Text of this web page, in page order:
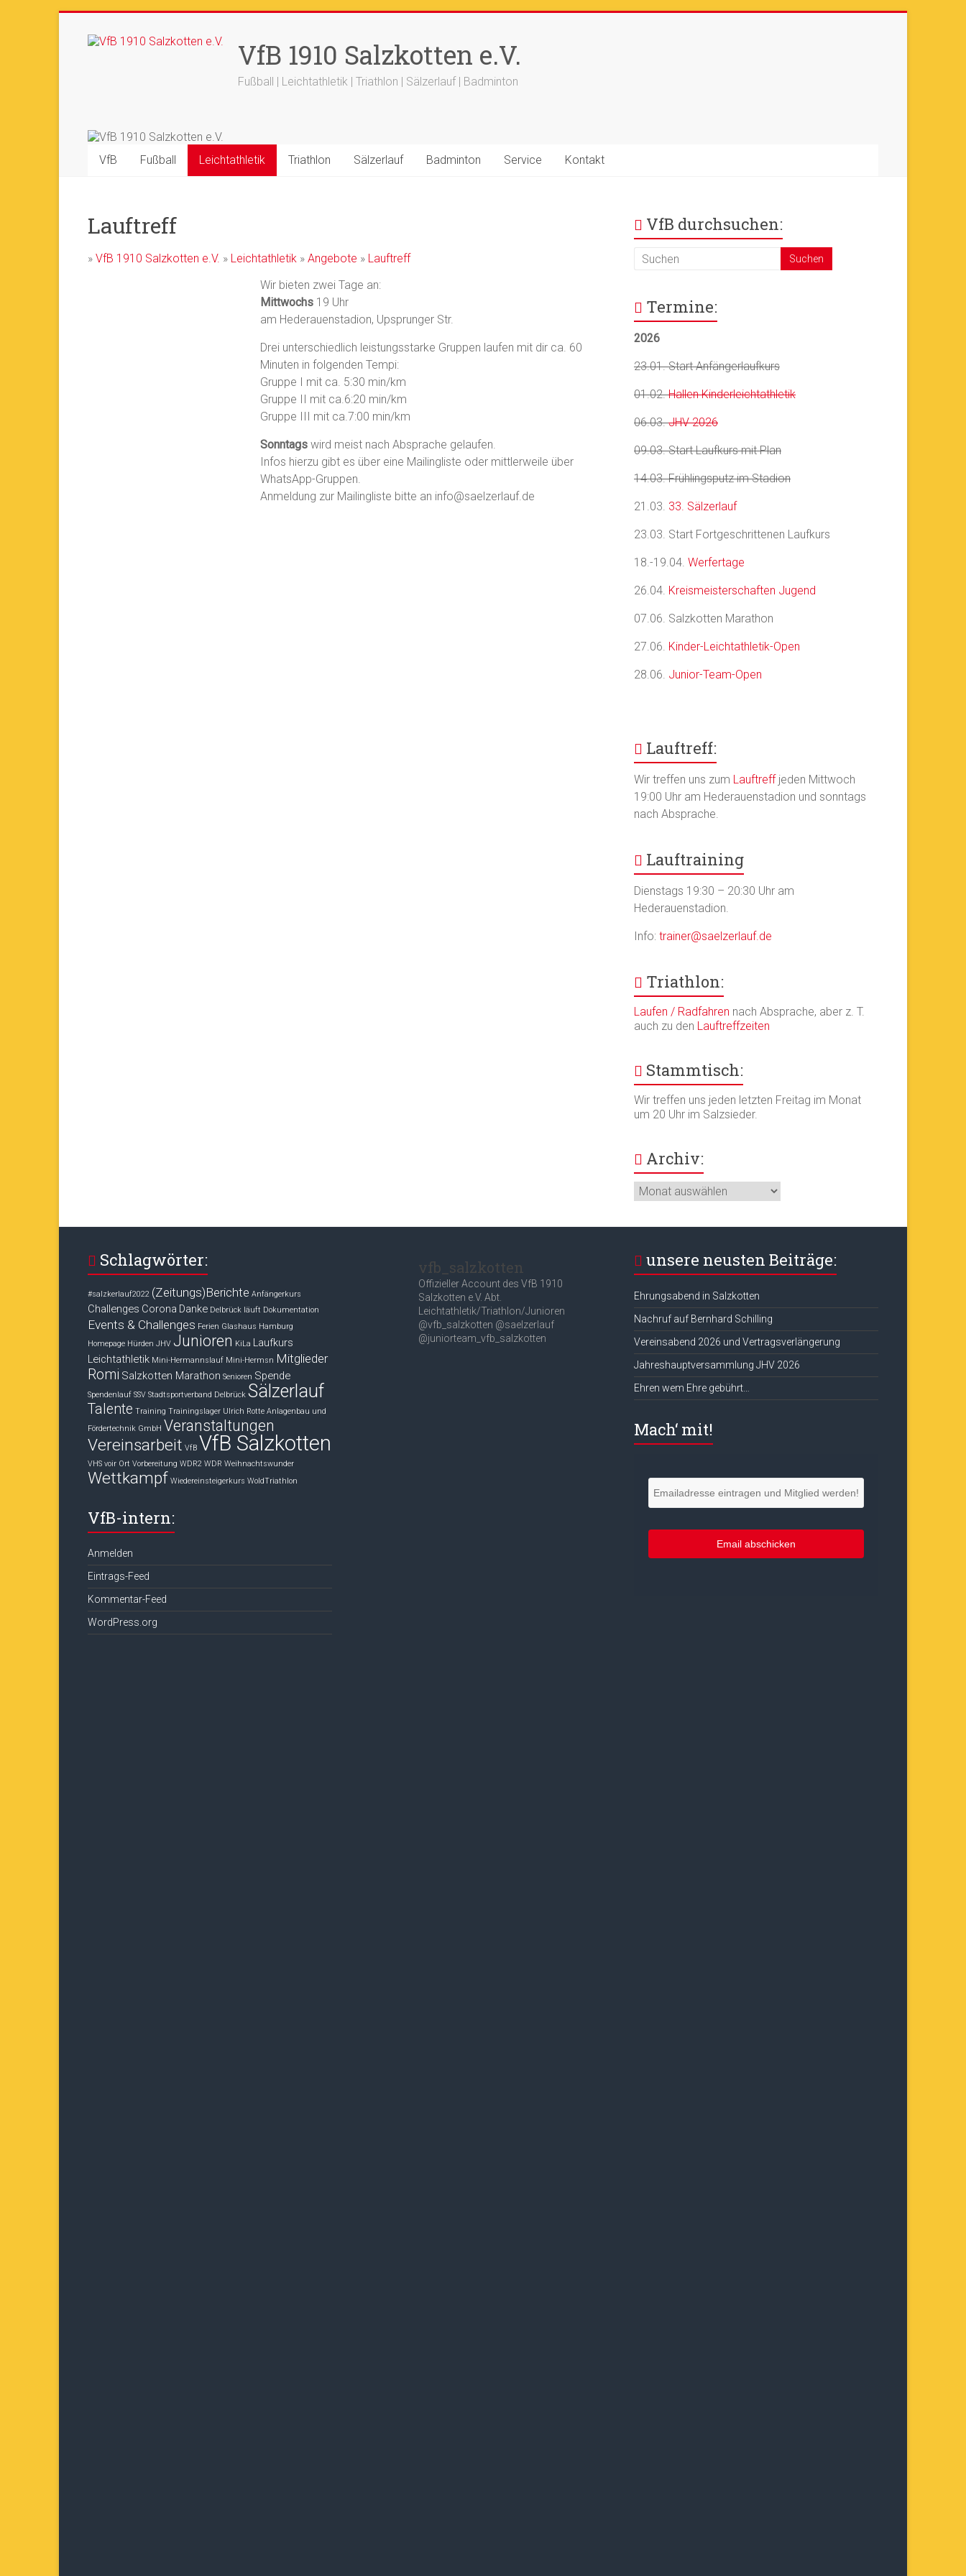
springen
VfB 1910 Salzkotten e.V.
Fußball | Leichtathletik | Triathlon | Sälzerlauf | Badminton
VfB Fußball Leichtathletik Triathlon Sälzerlauf Badminton Service Kontakt
Lauftreff
» VfB 1910 Salzkotten e.V. » Leichtathletik » Angebote » Lauftreff
Wir bieten zwei Tage an:
Mittwochs19 Uhr
am Hederauenstadion, Upsprunger Str.
Drei unterschiedlich leistungsstarke Gruppen laufen mit dir ca. 60
Minuten in folgenden Tempi:
Gruppe I mit ca. 5:30 min/km
Gruppe II mit ca.6:20 min/km
Gruppe III mit ca.7:00 min/km
Sonntagswird meist nach Absprache gelaufen.
Infos hierzu gibt es über eine Mailingliste oder mittlerweile über
WhatsApp-Gruppen.
Anmeldung zur Mailingliste bitte an info@saelzerlauf.de
VfB durchsuchen:
Termine:
2026
23.01. Start Anfängerlaufkurs
01.02.Hallen Kinderleichtathletik
06.03.JHV 2026
09.03. Start Laufkurs mit Plan
14.03. Frühlingsputz im Stadion
21.03. 33. Sälzerlauf
23.03. Start Fortgeschrittenen Laufkurs
18.-19.04.Werfertage
26.04. Kreismeisterschaften Jugend
07.06. Salzkotten Marathon
27.06. Kinder-Leichtathletik-Open
28.06. Junior-Team-Open
Lauftreff:
Wir treffen uns zum Lauftreffjeden Mittwoch
19:00 Uhr am Hederauenstadion und sonntags
nach Absprache.
Lauftraining
Dienstags 19:30 – 20:30 Uhr am
Hederauenstadion.
Info:trainer@saelzerlauf.de
Triathlon:
Laufen / Radfahren nach Absprache, aber z. T.
auch zu den Lauftreffzeiten
Stammtisch:
Wir treffen uns jeden letzten Freitag im Monat
um 20 Uhr im Salzsieder.
Archiv:
Archiv:
Schlagwörter:
#salzkerlauf2022 (Zeitungs)Berichte Anfängerkurs
Challenges Corona Danke Delbrück läuft Dokumentation
Events & Challenges Ferien Glashaus Hamburg
Homepage Hürden JHV Junioren KiLa Laufkurs
Leichtathletik Mini-Hermannslauf Mini-Hermsn Mitglieder
Romi Salzkotten Marathon Senioren Spende
Spendenlauf SSV Stadtsportverband Delbrück Sälzerlauf
Talente Training Trainingslager Ulrich Rotte Anlagenbau und
Fördertechnik GmbH Veranstaltungen
Vereinsarbeit VfB VfB Salzkotten
VHS voir Ort Vorbereitung WDR2 WDR Weihnachtswunder
Wettkampf Wiedereinsteigerkurs WoldTriathlon
VfB-intern:
Anmelden
Eintrags-Feed
Kommentar-Feed
WordPress.org
vfb_salzkotten
Offizieller Account des VfB 1910
Salzkotten e.V. Abt.
Leichtathletik/Triathlon/Junioren
@vfb_salzkotten @saelzerlauf
@juniorteam_vfb_salzkotten
unsere neusten Beiträge:
Ehrungsabend in Salzkotten
Nachruf auf Bernhard Schilling
Vereinsabend 2026 und Vertragsverlängerung
Jahreshauptversammlung JHV 2026
Ehren wem Ehre gebührt…
Mach‘ mit!
+++ 21-03. -
+++ 18.-19.04. -Werfertage+++